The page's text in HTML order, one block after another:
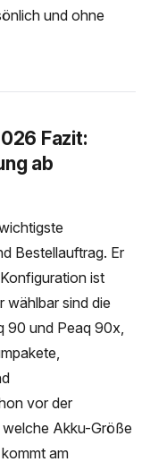
und ohne
Fazit:
ab
Bestellauftrag. Er
ist
wählbar sind die
90 und Peaq 90x,
vor der
Akku-Größe
am